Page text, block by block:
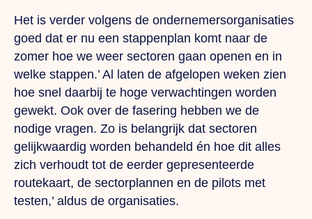
Het is verder volgens de ondernemersorganisaties
goed dat er nu een stappenplan komt naar de
zomer hoe we weer sectoren gaan openen en in
welke stappen.’ Al laten de afgelopen weken zien
hoe snel daarbij te hoge verwachtingen worden
gewekt. Ook over de fasering hebben we de
nodige vragen. Zo is belangrijk dat sectoren
gelijkwaardig worden behandeld én hoe dit alles
zich verhoudt tot de eerder gepresenteerde
routekaart, de sectorplannen en de pilots met
testen,’ aldus de organisaties.